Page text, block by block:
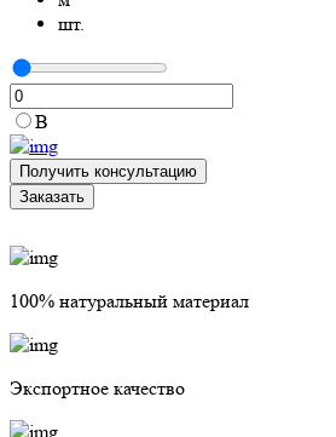
шт.
В
Получить консультацию
Заказать
100% натуральный материал
Экспортное качество